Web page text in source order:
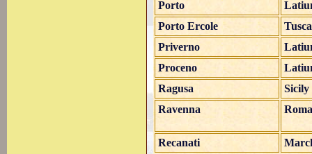
Porto
Porto Ercole
Priverno
Proceno
Ragusa
Sicily
Ravenna
Recanati